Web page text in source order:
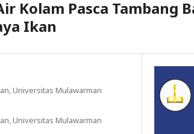
Kolam Pasca Tambang
Ikan
Universitas Mulawarman
Universitas Mulawarman